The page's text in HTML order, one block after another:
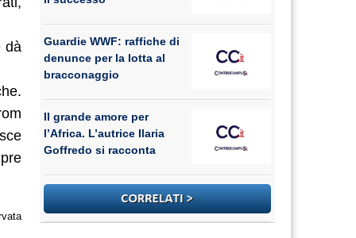
dà
Guardie WWF: raffiche di
denunce per la lotta al
bracconaggio
Il grande amore per
l’Africa. L’autrice Ilaria
Goffredo si racconta